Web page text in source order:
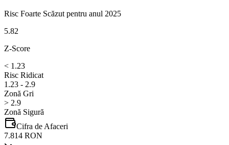
Risc Foarte Scăzut pentru anul 2025
5.82
Z-Score
< 1.23
Risc Ridicat
1.23 - 2.9
Zonă Gri
> 2.9
Zonă Sigură
Cifra de Afaceri
7.814 RON